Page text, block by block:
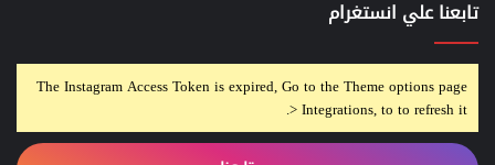
تابعنا علي انستغرام
The Instagram Access Token is expired, Go to the Theme options page
> Integrations, to to refresh it.